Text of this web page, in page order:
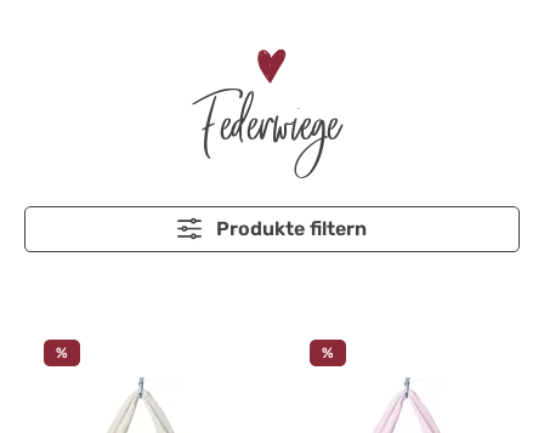
Federwiege
Produkte filtern
% %